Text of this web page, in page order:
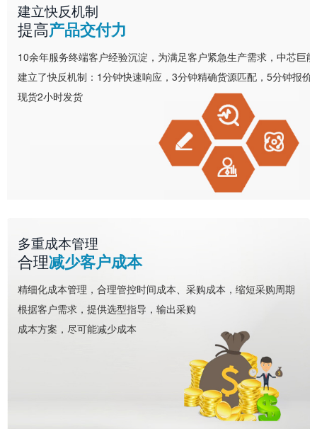
建立快反机制
提高产品交付力
10余年服务终端客户经验沉淀，为满足客户紧急生产需求，中芯巨能
建立了快反机制：1分钟快速响应，3分钟精确货源匹配，5分钟报价
现货2小时发货
多重成本管理
合理减少客户成本
精细化成本管理，合理管控时间成本、采购成本，缩短采购周期
根据客户需求，提供选型指导，输出采购
成本方案，尽可能减少成本